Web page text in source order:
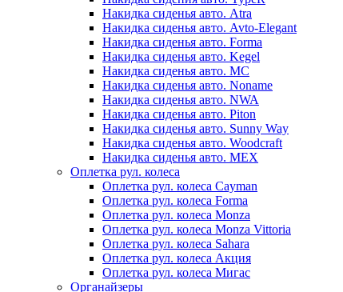
Накидка сиденья авто. Atra
Накидка сиденья авто. Avto-Elegant
Накидка сиденья авто. Forma
Накидка сиденья авто. Kegel
Накидка сиденья авто. MC
Накидка сиденья авто. Noname
Накидка сиденья авто. NWA
Накидка сиденья авто. Piton
Накидка сиденья авто. Sunny Way
Накидка сиденья авто. Woodcraft
Накидка сиденья авто. МЕХ
Оплетка рул. колеса
Оплетка рул. колеса Cayman
Оплетка рул. колеса Forma
Оплетка рул. колеса Monza
Оплетка рул. колеса Monza Vittoria
Оплетка рул. колеса Sahara
Оплетка рул. колеса Акция
Оплетка рул. колеса Мигас
Органайзеры